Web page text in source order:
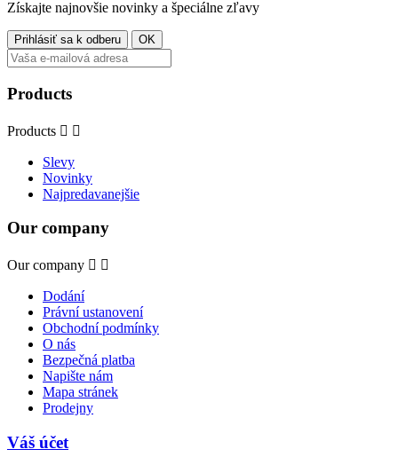
Získajte najnovšie novinky a špeciálne zľavy
Products
Products  
Slevy
Novinky
Najpredavanejšie
Our company
Our company  
Dodání
Právní ustanovení
Obchodní podmínky
O nás
Bezpečná platba
Napište nám
Mapa stránek
Prodejny
Váš účet